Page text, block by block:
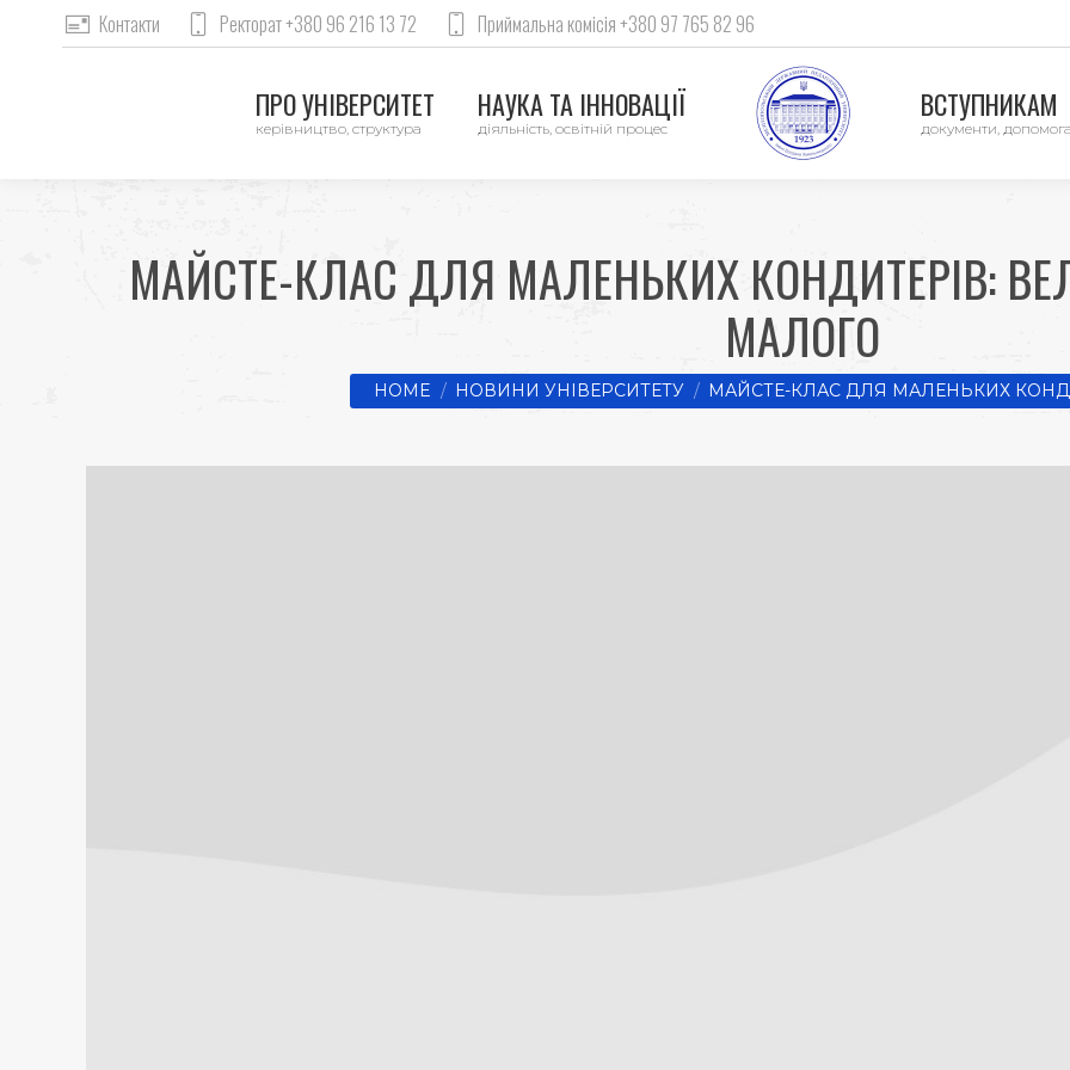
Контакти Ректорат +380 96 216 13 72 Приймальна комісія +380 97 765 82 96
ПРО УНІВЕРСИТЕТ
керівництво, структура
НАУКА ТА ІННОВАЦІЇ
діяльність, освітній процес
ВСТУПНИКАМ
документи,
МАЙСТЕ-КЛАС ДЛЯ МАЛЕНЬКИХ КОНДИТЕРІВ:
МАЛОГО
You are here:
HOME НОВИНИ УНІВЕРСИТЕТУ МАЙСТЕ-КЛАС ДЛЯ МАЛЕНЬКИХ